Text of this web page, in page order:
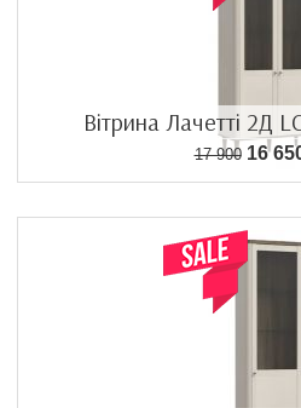
Вітрина Лачетті 2Д
17 90016